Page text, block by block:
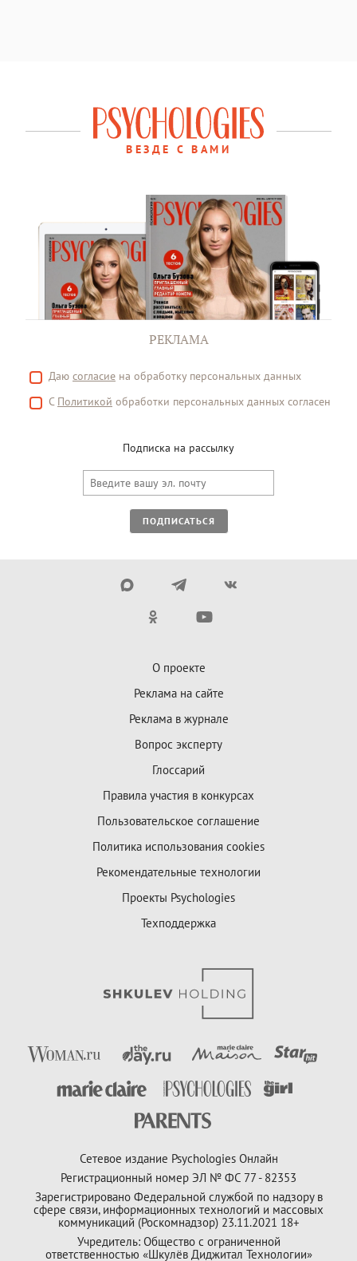
ВЕЗДЕ С ВАМИ
РЕКЛАМА
Даю согласие на обработку персональных данных
С Политикой обработки персональных данных согласен
Подписка на рассылку
ПОДПИСАТЬСЯ
О проекте
Реклама на сайте
Реклама в журнале
Вопрос эксперту
Глоссарий
Правила участия в конкурсах
Пользовательское соглашение
Политика использования cookies
Рекомендательные технологии
Проекты Psychologies
Техподдержка
Сетевое издание Psychologies Онлайн
Регистрационный номер ЭЛ № ФС 77 - 82353
Зарегистрировано Федеральной службой по надзору в
сфере связи, информационных технологий и массовых
коммуникаций (Роскомнадзор) 23.11.2021 18+
Учредитель: Общество с ограниченной
ответственностью «Шкулёв Диджитал Технологии»